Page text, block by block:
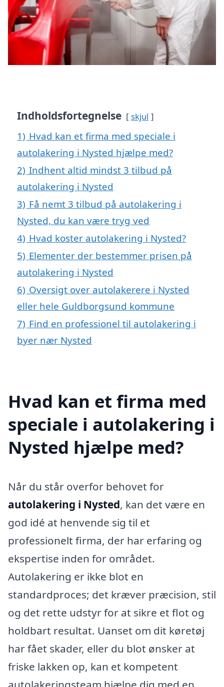
Indholdsfortegnelse skjul
1) Hvad kan et firma med speciale i
autolakering i Nysted hjælpe med?
2) Indhent altid mindst 3 tilbud på
autolakering i Nysted
3) Få nemt 3 tilbud på autolakering i
Nysted, du kan være tryg ved
4) Hvad koster autolakering i Nysted?
5) Elementer der bestemmer prisen på
autolakering i Nysted
6) Oversigt over autolakerere i Nysted
eller hele Guldborgsund kommune
7) Find en professionel til autolakering i
byer nær Nysted
Hvad kan et firma med
speciale i autolakering i
Nysted hjælpe med?
Når du står overfor behovet for
autolakering i Nysted, kan det være en
god idé at henvende sig til et
professionelt firma, der har erfaring og
ekspertise inden for området.
Autolakering er ikke blot en
standardproces; det kræver præcision, stil
og det rette udstyr for at sikre et flot og
holdbart resultat. Uanset om dit køretøj
har fået skader, eller du blot ønsker at
friske lakken op, kan et kompetent